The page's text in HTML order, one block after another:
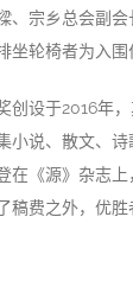
、宗乡总会副
轮椅者为入围
创设于2016年
小说、散文、
在《源》杂志
稿费之外，优